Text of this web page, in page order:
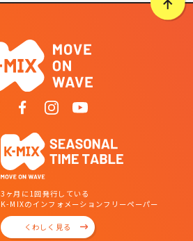
3ヶ月に1回発行している
K-MIXのインフォメーションフリーペーパー
くわしく見る